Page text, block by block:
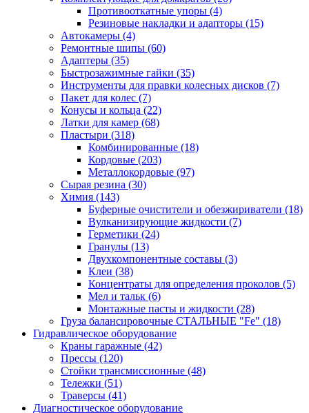
Противооткатные упоры (4)
Резиновые накладки и адапторы (15)
Автокамеры (4)
Ремонтные шипы (60)
Адаптеры (35)
Быстрозажимные гайки (35)
Инструменты для правки колесных дисков (7)
Пакет для колес (7)
Конусы и кольца (22)
Латки для камер (68)
Пластыри (318)
Комбинированные (18)
Кордовые (203)
Металлокордовые (97)
Сырая резина (30)
Химия (143)
Буферные очистители и обезжириватели (18)
Вулканизирующие жидкости (7)
Герметики (24)
Гранулы (13)
Двухкомпонентные составы (3)
Клеи (38)
Концентраты для определения проколов (5)
Мел и тальк (6)
Монтажные пасты и жидкости (28)
Груза балансировочные СТАЛЬНЫЕ "Fe" (18)
Гидравлическое оборудование
Краны гаражные (42)
Прессы (120)
Стойки трансмиссионные (48)
Тележки (51)
Траверсы (41)
Диагностическое оборудование